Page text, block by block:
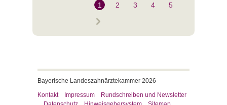
1 2 3 4 5
Bayerische Landeszahnärztekammer 2026
Kontakt
Impressum
Rundschreiben und Newsletter